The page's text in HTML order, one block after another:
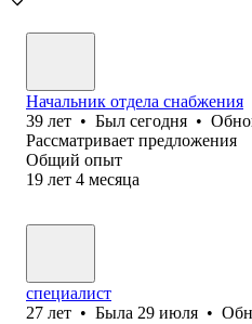
Начальник отдела снабжения
39 лет • Был сегодня •
Рассматривает предложения
Общий опыт
19 лет 4 месяца
специалист
27 лет • Была 29 июля •